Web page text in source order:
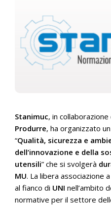
Stanimuc, in collaborazione
Produrre, ha organizzato
“Qualità, sicurezza e
dell’innovazione e della
utensili” che si svolgerà
MU. La libera associazione
al fianco di UNI nell’ambito
normative per il settore